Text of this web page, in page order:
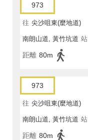
973
往 尖沙咀東(麼地道)
南朗山道, 黃竹坑道 站
距離 80m
973
往 尖沙咀東(麼地道)
南朗山道, 黃竹坑道 站
距離 80m